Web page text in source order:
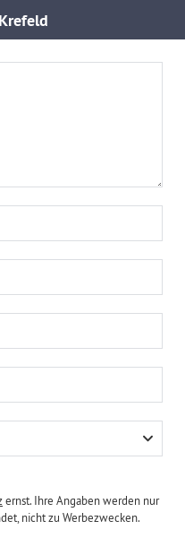
ernst. Ihre Angaben werden nur
nicht zu Werbezwecken.